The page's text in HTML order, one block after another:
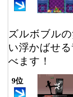
ズルボブル
い浮かばせ
べます！
9位